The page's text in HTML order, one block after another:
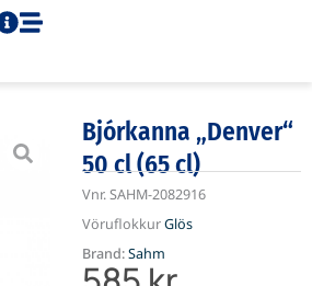
Bjórkanna „Denver“
50 cl (65 cl)
Vnr.SAHM-2082916
VöruflokkurGlös
Brand:Sahm